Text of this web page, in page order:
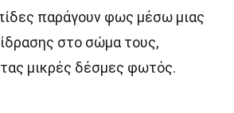
παράγουν φως μέσω μιας
στο σώμα τους,
μικρές δέσμες φωτός.